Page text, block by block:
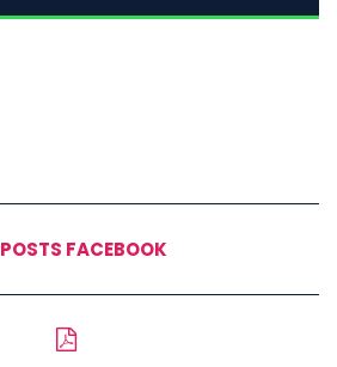
POSTS FACEBOOK